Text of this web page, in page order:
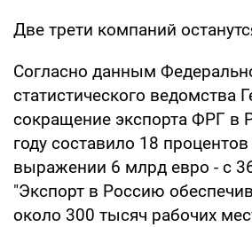
Две трети компаний
Согласно данным
статистического ведомства
сокращение экспорта ФРГ в
году составило 18
выражении 6 млрд евро - с
"Экспорт в Россию
около 300 тысяч рабочих